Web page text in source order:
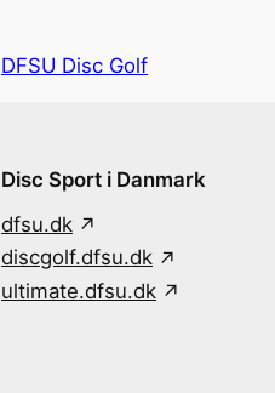
DFSU Disc Golf
Disc Sport i Danmark
dfsu.dk
discgolf.dfsu.dk
ultimate.dfsu.dk